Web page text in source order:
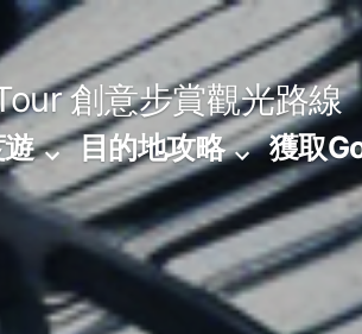
創意步賞觀光路線
目的地攻略 獲取